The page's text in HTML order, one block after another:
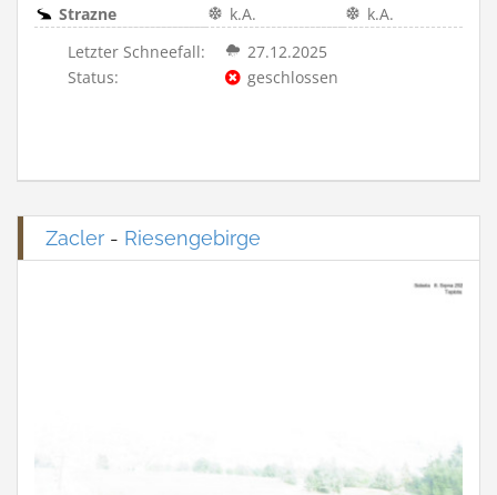
Strazne
k.A.
k.A.
Letzter Schneefall:
27.12.2025
Status:
geschlossen
Zacler - Riesengebirge